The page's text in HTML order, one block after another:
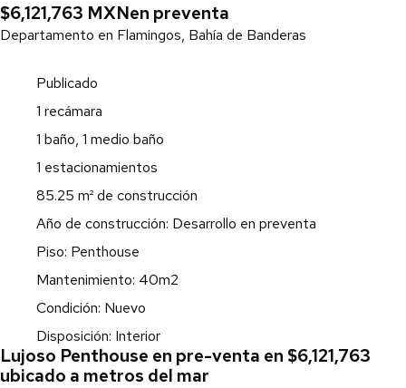
$6,121,763 MXNen preventa
Departamento en Flamingos, Bahía de Banderas
Publicado
1 recámara
1 baño, 1 medio baño
1 estacionamientos
85.25 m² de construcción
Año de construcción: Desarrollo en preventa
Piso: Penthouse
Mantenimiento: 40m2
Condición: Nuevo
Disposición: Interior
Lujoso Penthouse en pre-venta en $6,121,763
ubicado a metros del mar